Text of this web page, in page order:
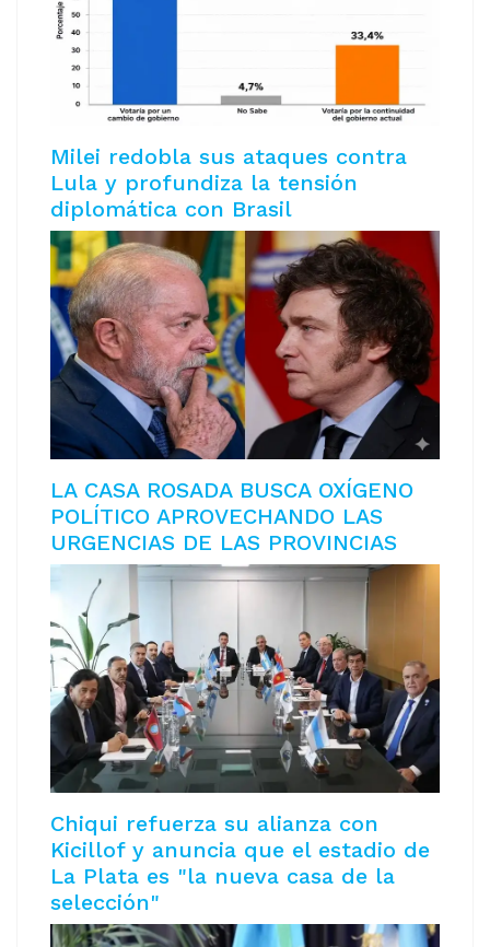
Milei redobla sus ataques contra
Lula y profundiza la tensión
diplomática con Brasil
LA CASA ROSADA BUSCA OXÍGENO
POLÍTICO APROVECHANDO LAS
URGENCIAS DE LAS PROVINCIAS
Chiqui refuerza su alianza con
Kicillof y anuncia que el estadio de
La Plata es "la nueva casa de la
selección"